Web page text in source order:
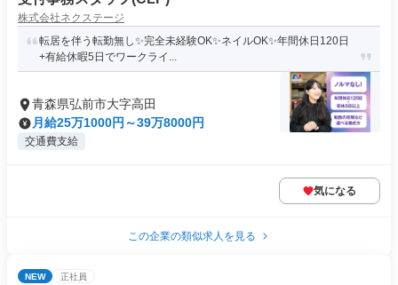
株式会社ネクステージ
転居を伴う転勤無し✨完全未経験OK✨ネイルOK✨年間休日120日
+有給休暇5日でワークライ...
青森県弘前市大字高田
月給25万1000円～39万8000円
交通費支給
気になる
この企業の類似求人を見る
NEW 正社員